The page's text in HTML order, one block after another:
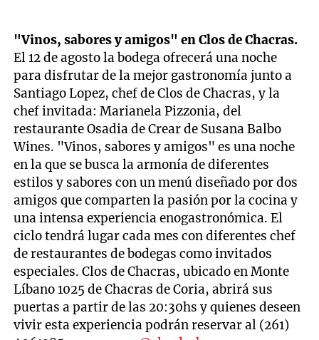
"Vinos, sabores y amigos" en Clos de Chacras.
El 12 de agosto la bodega ofrecerá una noche
para disfrutar de la mejor gastronomía junto a
Santiago Lopez, chef de Clos de Chacras, y la
chef invitada: Marianela Pizzonia, del
restaurante Osadia de Crear de Susana Balbo
Wines. "Vinos, sabores y amigos" es una noche
en la que se busca la armonía de diferentes
estilos y sabores con un menú diseñado por dos
amigos que comparten la pasión por la cocina y
una intensa experiencia enogastronómica. El
ciclo tendrá lugar cada mes con diferentes chef
de restaurantes de bodegas como invitados
especiales. Clos de Chacras, ubicado en Monte
Líbano 1025 de Chacras de Coria, abrirá sus
puertas a partir de las 20:30hs y quienes deseen
vivir esta experiencia podrán reservar al (261)